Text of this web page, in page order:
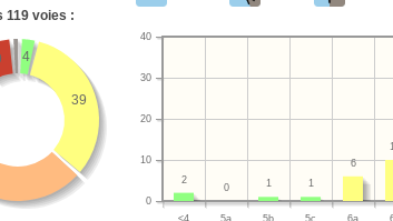
119 voies :
4
39
≤4 5a 5b 5c 6a
0
10
20
30
40
6
1
1
0
2